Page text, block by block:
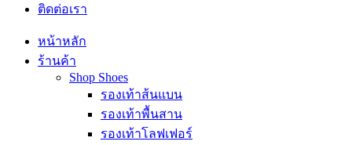
ติดต่อเรา
หน้าหลัก
ร้านค้า
Shop Shoes
รองเท้าส้นแบน
รองเท้าพื้นสาน
รองเท้าโลฟเฟอร์